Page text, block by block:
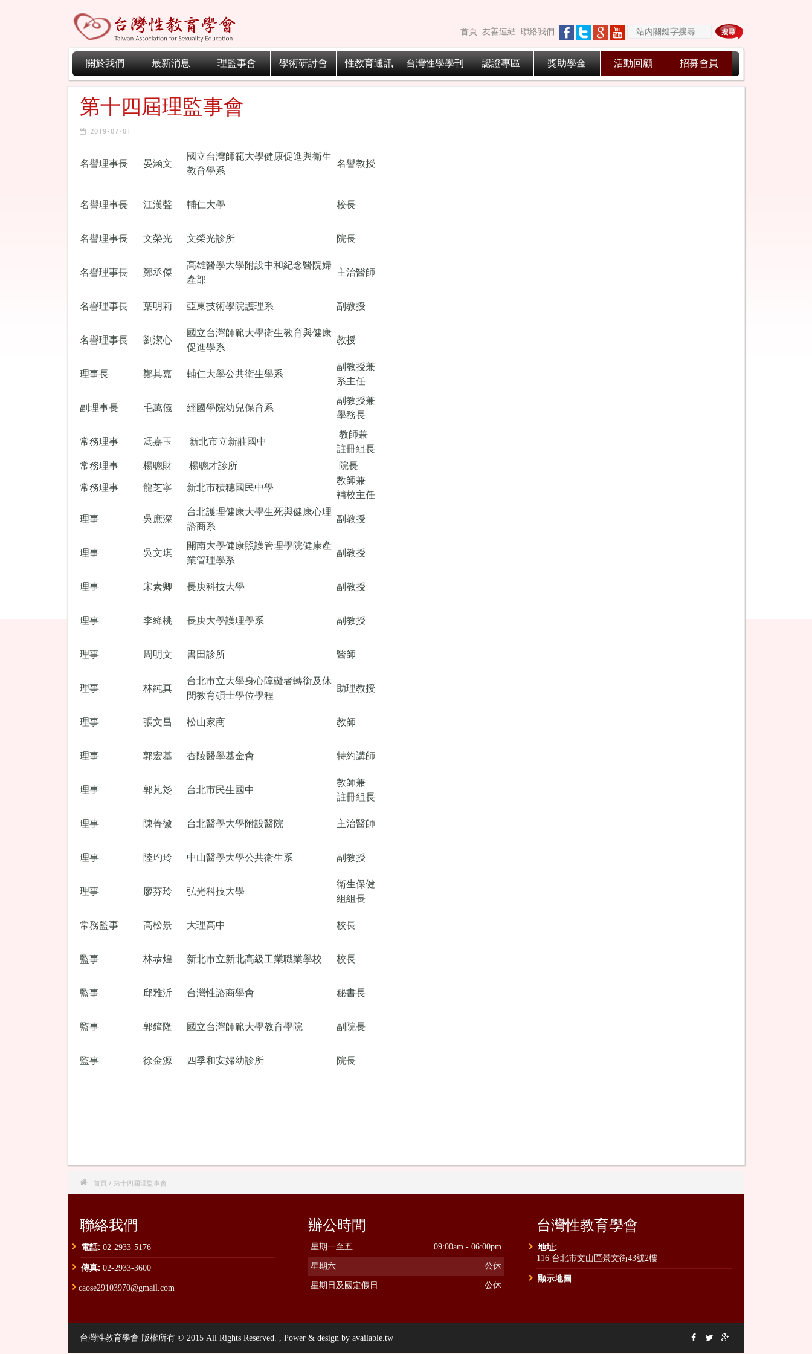
首頁 友善連結 聯絡我們
關於我們 最新消息 理監事會 學術研討會 性教育通訊 台灣性學學刊 認證專區 獎助學金 活動回顧 招募會員
第十四屆理監事會
2019-07-01
名譽理事長 晏涵文
國立台灣師範大學健康促進與衛生
教育學系
名譽教授
名譽理事長 江漢聲 輔仁大學 校長
名譽理事長 文榮光 文榮光診所 院長
名譽理事長 鄭丞傑
高雄醫學大學附設中和紀念醫院婦
產部
主治醫師
名譽理事長 葉明莉 亞東技術學院護理系 副教授
名譽理事長 劉潔心
國立台灣師範大學衛生教育與健康
促進學系
教授
理事長 鄭其嘉 輔仁大學公共衛生學系
副教授兼
系主任
副理事長 毛萬儀 經國學院幼兒保育系
副教授兼
學務長
常務理事 馮嘉玉 新北市立新莊國中
教師兼
註冊組長
常務理事
楊聰財 楊聰才診所 院長
常務理事 龍芝寧 新北市積穗國民中學
教師兼
補校主任
理事 吳庶深
台北護理健康大學生死與健康心理
諮商系
副教授
理事 吳文琪
開南大學健康照護管理學院健康產
業管理學系
副教授
理事 宋素卿 長庚科技大學 副教授
理事 李絳桃 長庚大學護理學系 副教授
理事 周明文 書田診所 醫師
理事 林純真
台北市立大學身心障礙者轉銜及休
閒教育碩士學位學程
助理教授
理事 張文昌 松山家商 教師
理事 郭宏基 杏陵醫學基金會 特約講師
理事 郭芃彣 台北市民生國中
教師兼
註冊組長
理事 陳菁徽 台北醫學大學附設醫院 主治醫師
理事 陸玓玲 中山醫學大學公共衛生系 副教授
理事 廖芬玲 弘光科技大學
衛生保健
組組長
常務監事 高松景 大理高中 校長
監事 林恭煌 新北市立新北高級工業職業學校 校長
監事 邱雅沂 台灣性諮商學會 秘書長
監事 郭鐘隆 國立台灣師範大學教育學院 副院長
監事 徐金源 四季和安婦幼診所 院長
 首頁 / 第十四屆理監事會
聯絡我們
電話: 02-2933-5176
傳真: 02-2933-3600
caose29103970@gmail.com
辦公時間
星期一至五 09:00am - 06:00pm
星期六 公休
星期日及國定假日 公休
台灣性教育學會
地址:
116 台北市文山區景文街43號2樓
顯示地圖
台灣性教育學會 版權所有 © 2015 All Rights Reserved. , Power & design by available.tw   